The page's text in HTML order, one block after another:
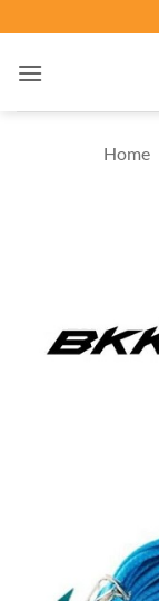
ai
contenuti
Home